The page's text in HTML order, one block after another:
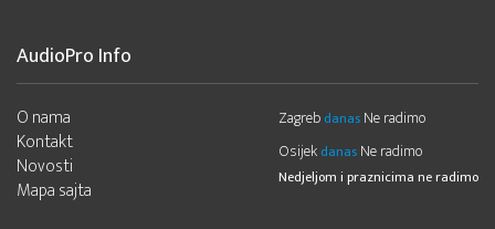
AudioPro Info
O nama
Kontakt
Novosti
Mapa sajta
Zagreb danas Ne radimo
Osijek danas Ne radimo
Nedjeljom i praznicima ne radimo